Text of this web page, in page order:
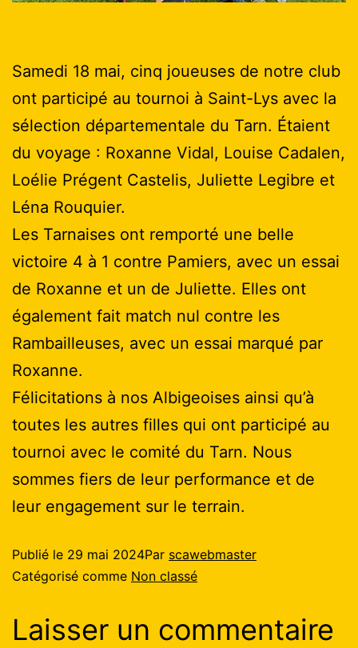
Samedi 18 mai, cinq joueuses de notre club
ont participé au tournoi à Saint-Lys avec la
sélection départementale du Tarn. Étaient
du voyage : Roxanne Vidal, Louise Cadalen,
Loélie Prégent Castelis, Juliette Legibre et
Léna Rouquier.
Les Tarnaises ont remporté une belle
victoire 4 à 1 contre Pamiers, avec un essai
de Roxanne et un de Juliette. Elles ont
également fait match nul contre les
Rambailleuses, avec un essai marqué par
Roxanne.
Félicitations à nos Albigeoises ainsi qu’à
toutes les autres filles qui ont participé au
tournoi avec le comité du Tarn. Nous
sommes fiers de leur performance et de
leur engagement sur le terrain.
Publié le 29 mai 2024Par scawebmaster
Catégorisé comme Non classé
Laisser un commentaire